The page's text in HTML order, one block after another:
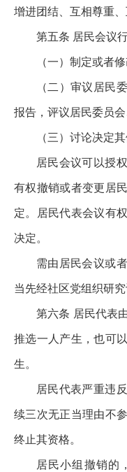
增进团结、互相尊重、
第五条 居民会议
（一）制定或者
（二）审议居民
报告，评议居民委员
（三）讨论决定
居民会议可以授
有权撤销或者变更居
定。居民代表会议有
决定。
需由居民会议或
当先经社区党组织研究
第六条 居民代表
推选一人产生，也可
生。
居民代表严重违
续三次无正当理由不
终止其资格。
居民小组撤销的